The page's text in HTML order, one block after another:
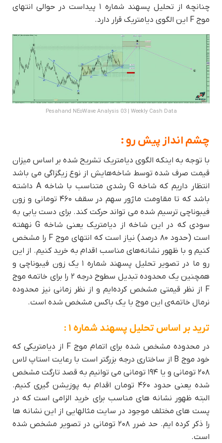
چنانچه از تحلیل پسهند شماره ۱ پیداست در حوالی انتهای
موج F این الگوی دیامتریک قرار دارد.
Pesahand NEoWave Analysis 03 | Weekly Cash Data
چشم انداز پیش رو :
با توجه به اینکه الگوی دیامتریک تشریح شده بر اساس میزان
قیمت صرف شده توسط شاخه‌هایش از نوع زیگزاگی می باشد
انتظار داریم که شاخه G رشدی متناسب با شاخه A داشته
باشد که تا مقاومت ماژور سهم در سقف ۴۶۰ تومانی و زون
فیبوناچی ترسیم شده می تواند حرکت کند. برای دست یابی به
سودی که در این شاخه از دیامتریک یعنی شاخه G نهفته
است (حدود ۸۰ درصد) نیاز است که انتهای موج F را مشخص
کنیم و با ظهور نشانه‌های مناسب اقدام به خرید کنیم. از این
رو ما در تصویر تحلیل پسهند شماره ۱ یک زون فیبوناچی و
همچنین یک محدوده تبدیل سطوح درجه ۲ را برای خاتمه موج
F از نظر قیمتی مشخص کرده‌ایم و از نظر زمانی نیز محدوده
نرمال خاتمه‌ی این موج با یک باکس مشخص شده است.
ترید بر اساس تحلیل پسهند شماره ۱ :
در محدوده مشخص شده برای اتمام موج F از دیامتریکی که
خود موج B از ساختاری درجه بزرگتر است با رعایت استاپ لاس
۲۰۸ تومانی و یا ۱۹۴ تومانی می توانیم به قصد تارگت مشخص
شده یعنی حدود ۴۶۰ تومان اقدام به پوزیشن گیری کنیم.
البته ظهور نشانه های مناسب برای خرید الزامی است که در
پست های مختلف موجود در سایت مثالهایی از این نشانه ها
را ذکر کرده ایم. حد ضرر ۲۰۸ تومانی در تصویر مشخص شده
است.